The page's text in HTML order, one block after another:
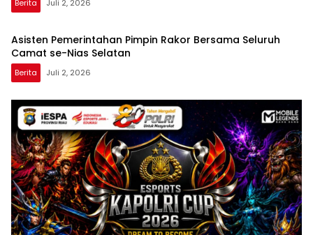
Berita Juli 2, 2026
Asisten Pemerintahan Pimpin Rakor Bersama Seluruh
Camat se-Nias Selatan
Berita Juli 2, 2026